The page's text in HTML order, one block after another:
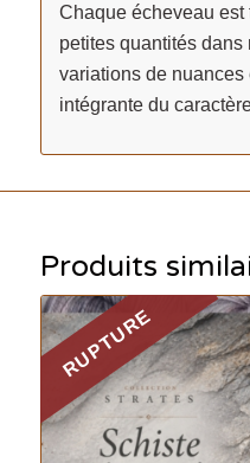
Chaque écheveau est
petites quantités dans
variations de nuances
intégrante du
Produits
RUPTURE